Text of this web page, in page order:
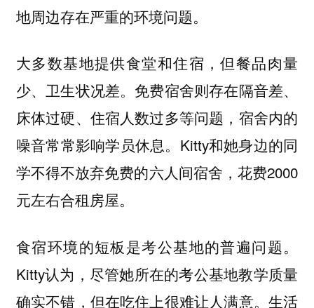
地周边存在严重的环境问题。
大多数基地提供食堂和住宿，但餐品肉量
少、卫生状况差。免费宿舍则存在隔音差、
床体过硬、住宿人数过多等问题，宿舍内的
噪音常常影响学员休息。Kitty和她身边的同
学不得不放弃免费的六人间宿舍，花费2000
元左右合租房屋。
食宿环境的短板是考公基地的普遍问题。
Kitty认为，尽管她所在的考公基地教学质量
确实不错，但在吃住上很难让人满意。生活